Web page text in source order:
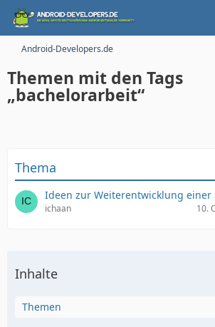
Android-Developers.de
Themen mit den Tags
„bachelorarbeit“
Thema
Ideen zur Weiterentwicklung einer
ichaan
10.
Inhalte
Themen